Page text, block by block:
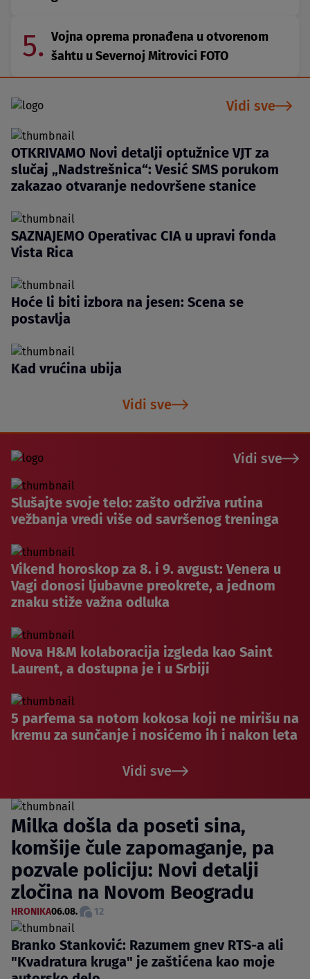
5. Vojna oprema pronađena u otvorenom
šahtu u Severnoj Mitrovici FOTO
Vidi sve
OTKRIVAMO Novi detalji optužnice VJT za
slučaj „Nadstrešnica“: Vesić SMS porukom
zakazao otvaranje nedovršene stanice
SAZNAJEMO Operativac CIA u upravi fonda
Vista Rica
Hoće li biti izbora na jesen: Scena se
postavlja
Kad vrućina ubija
Vidi sve
Vidi sve
Slušajte svoje telo: zašto održiva rutina
vežbanja vredi više od savršenog treninga
Vikend horoskop za 8. i 9. avgust: Venera u
Vagi donosi ljubavne preokrete, a jednom
znaku stiže važna odluka
Nova H&M kolaboracija izgleda kao Saint
Laurent, a dostupna je i u Srbiji
5 parfema sa notom kokosa koji ne mirišu na
kremu za sunčanje i nosićemo ih i nakon leta
Vidi sve
Milka došla da poseti sina,
komšije čule zapomaganje, pa
pozvale policiju: Novi detalji
zločina na Novom Beogradu
HRONIKA06.08. 12
Branko Stanković: Razumem gnev RTS-a ali
"Kvadratura kruga" je zaštićena kao moje